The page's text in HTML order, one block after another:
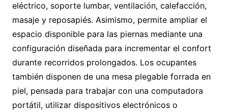
eléctrico, soporte lumbar, ventilación, calefacción,
masaje y reposapiés. Asimismo, permite ampliar el
espacio disponible para las piernas mediante una
configuración diseñada para incrementar el confort
durante recorridos prolongados. Los ocupantes
también disponen de una mesa plegable forrada en
piel, pensada para trabajar con una computadora
portátil, utilizar dispositivos electrónicos o